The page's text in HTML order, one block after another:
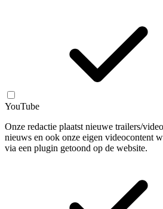
YouTube
Onze redactie plaatst nieuwe trailers/
nieuws en ook onze eigen videocontent
via een plugin getoond op de website.